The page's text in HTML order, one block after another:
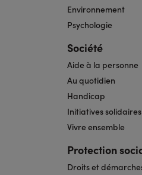
Environnement
Psychologie
Société
Aide à la personne
Au quotidien
Handicap
Initiatives solidaires
Vivre ensemble
Protection
Droits et